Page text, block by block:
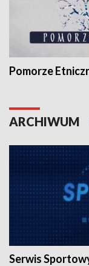
Pomorze
ARCHIWUM
Serwis